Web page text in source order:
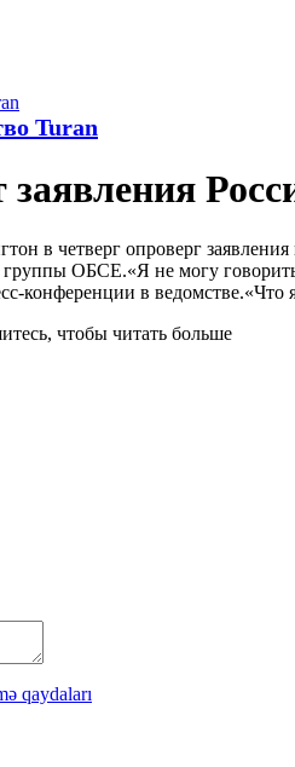
Turan
в четверг опроверг
группы ОБСЕ.«Я не могу
конференции в ведомстве.«Что
чтобы читать больше
qaydaları